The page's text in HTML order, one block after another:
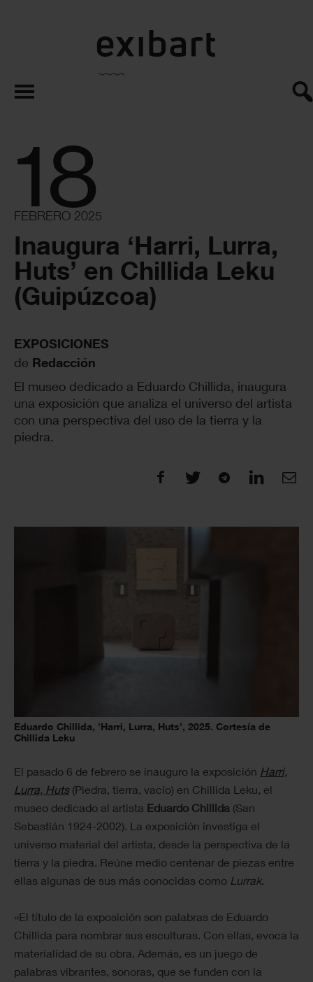
exibart.es
18
FEBRERO 2025
Inaugura ‘Harri, Lurra,
Huts’ en Chillida Leku
(Guipúzcoa)
EXPOSICIONES
de Redacción
El museo dedicado a Eduardo Chillida, inaugura
una exposición que analiza el universo del artista
con una perspectiva del uso de la tierra y la
piedra.
Eduardo Chillida, 'Harri, Lurra, Huts', 2025. Cortesía de
Chillida Leku
El pasado 6 de febrero se inauguro la exposición Harri,
Lurra, Huts (Piedra, tierra, vacío) en Chillida Leku, el
museo dedicado al artista Eduardo Chillida (San
Sebastián 1924-2002). La exposición investiga el
universo material del artista, desde la perspectiva de la
tierra y la piedra. Reúne medio centenar de piezas entre
ellas algunas de sus más conocidas como Lurrak.
«El título de la exposición son palabras de Eduardo
Chillida para nombrar sus esculturas. Con ellas, evoca la
materialidad de su obra. Además, es un juego de
palabras vibrantes, sonoras, que se funden con la